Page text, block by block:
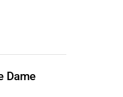
Dame